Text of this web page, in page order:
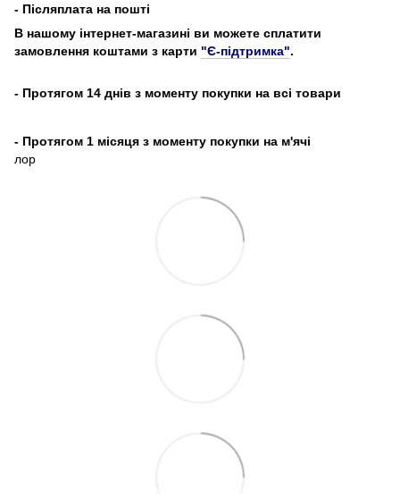
- Післяплата на пошті
В нашому інтернет-магазині ви можете сплатити
замовлення коштами з карти "Є-підтримка".
- Протягом 14 днів з моменту покупки на всі товари
- Протягом 1 місяця з моменту покупки на м'ячі
лор